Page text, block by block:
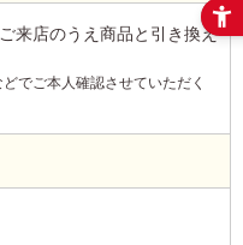
来店のうえ商品と引き換え
でご本人確認させていただく